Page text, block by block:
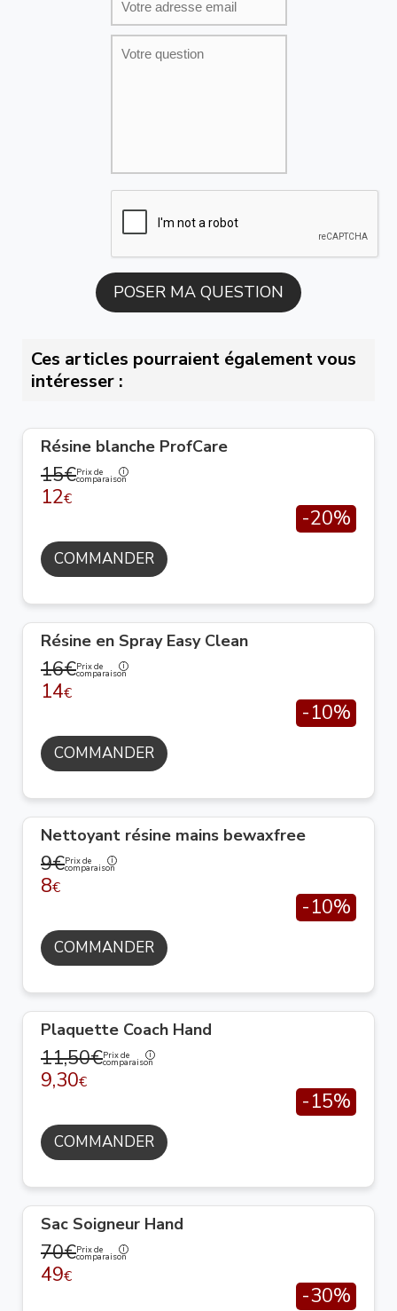
Ces articles pourraient également vous
intéresser :
Résine blanche ProfCare
15€Prix de
comparaison
12€
-20%
COMMANDER
Résine en Spray Easy Clean
16€Prix de
comparaison
14€
-10%
COMMANDER
Nettoyant résine mains bewaxfree
9€Prix de
comparaison
8€
-10%
COMMANDER
Plaquette Coach Hand
11,50€Prix de
comparaison
9,30€
-15%
COMMANDER
Sac Soigneur Hand
70€Prix de
comparaison
49€
-30%